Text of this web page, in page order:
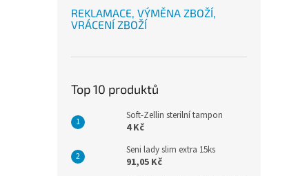
REKLAMACE, VÝMĚNA ZBOŽÍ,
VRÁCENÍ ZBOŽÍ
Top 10 produktů
Soft-Zellin sterilní tampon
4 Kč
Seni lady slim extra 15ks
91,05 Kč